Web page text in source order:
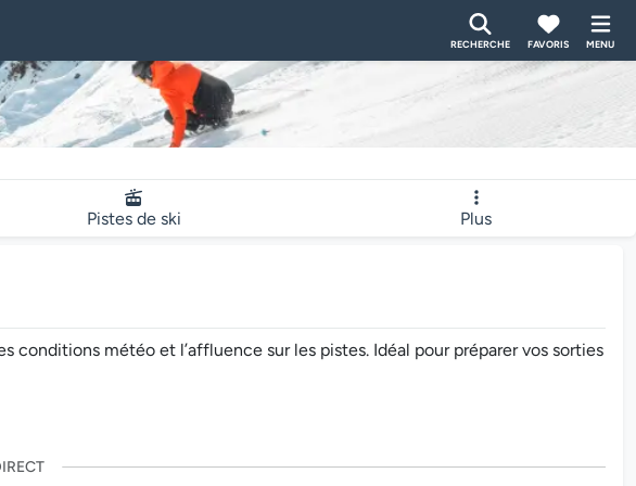
RECHERCHE FAVORIS MENU
Pistes de ski Plus
conditions météo et l’affluence sur les pistes. Idéal pour préparer vos sorties